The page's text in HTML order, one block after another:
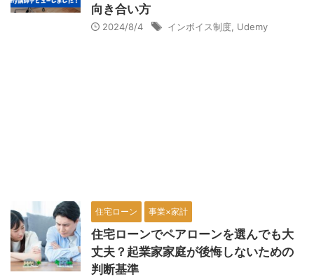
向き合い方
2024/8/4 インボイス制度 Udemy
住宅ローン 事業×家計
住宅ローンでペアローンを選んでも大
丈夫？起業家家庭が後悔しないための
判断基準